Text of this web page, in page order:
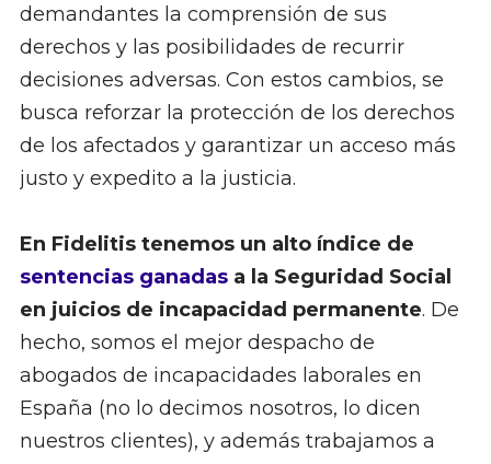
demandantes la comprensión de sus
derechos y las posibilidades de recurrir
decisiones adversas. Con estos cambios, se
busca reforzar la protección de los derechos
de los afectados y garantizar un acceso más
justo y expedito a la justicia.
En Fidelitis tenemos un alto índice de
sentencias ganadasa la Seguridad Social
en juicios de incapacidad permanente. De
hecho, somos el mejor despacho de
abogados de incapacidades laborales en
España (no lo decimos nosotros, lo dicen
nuestros clientes), y además trabajamos a